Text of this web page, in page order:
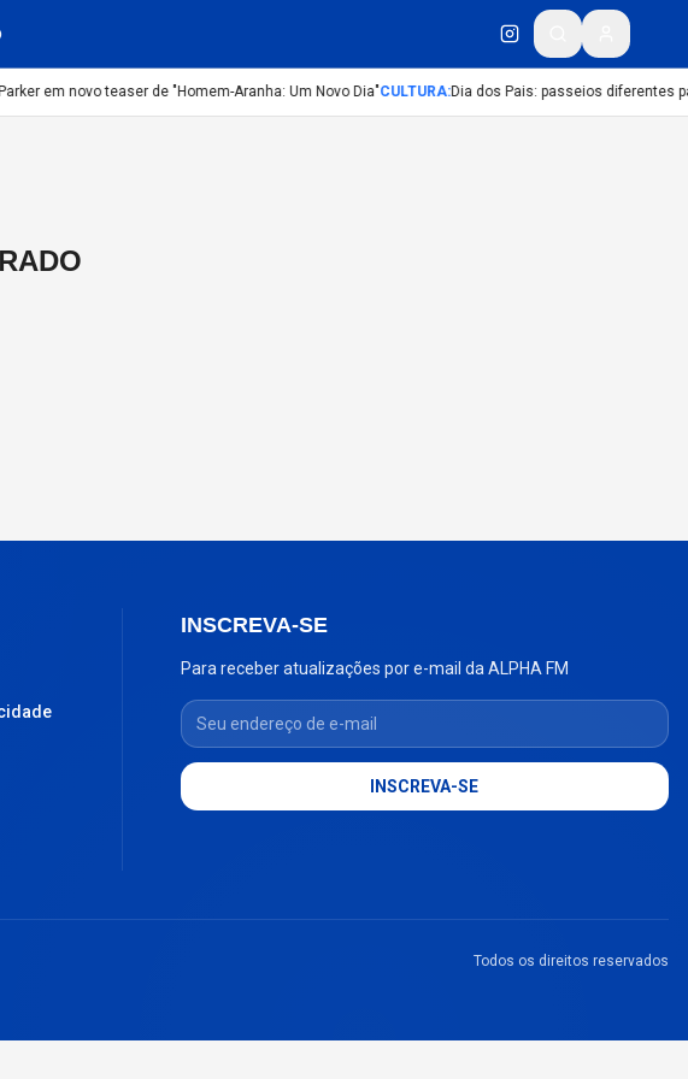
em novo teaser de "Homem-Aranha: Um Novo Dia"CULTURA:Dia dos Pais: passeios diferentes
INSCREVA-SE
Para receber atualizações por e-mail da ALPHA FM
Seu endereço de e-mail
INSCREVA-SE
Todos os direitos reservados